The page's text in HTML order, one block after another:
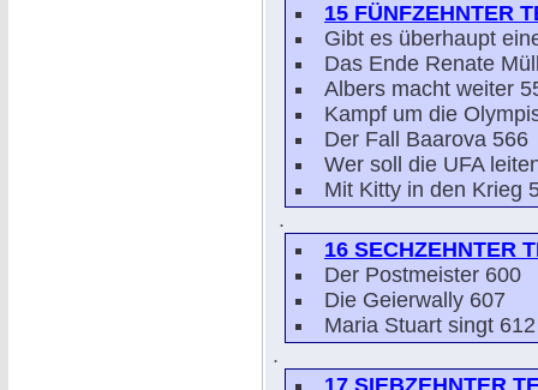
15 FÜNFZEHNTER
Gibt es überhaupt
Das Ende Renate
Albers macht weiter
Kampf um die
Der Fall Baarova 566
Wer soll die UFA
Mit Kitty in den Krieg
.
16 SECHZEHNTER
Der Postmeister 600
Die Geierwally 607
Maria Stuart singt 612
.
17 SIEBZEHNTER